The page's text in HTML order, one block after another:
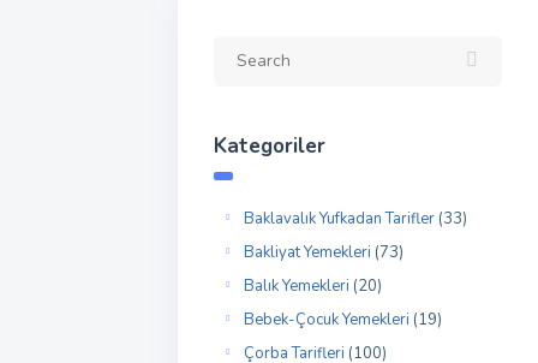
Kategoriler
Baklavalık Yufkadan Tarifler (33)
Bakliyat Yemekleri (73)
Balık Yemekleri (20)
Bebek-Çocuk Yemekleri (19)
Çorba Tarifleri (100)